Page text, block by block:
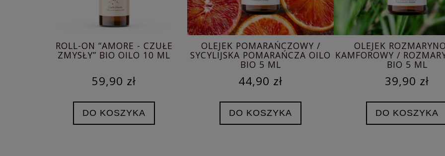
OLEJEK POMARAŃCZOWY /
SYCYLIJSKA POMARAŃCZA OILO
44,90 zł
DO KOSZYKA
OLEJEK ROZMARYNOWY
KAMFOROWY / ROZMARYN OILO
BIO 5 ML
39,90 zł
DO KOSZYKA
DYFUZOR
SAMOCHODU -
LAWĄ + ENERGIA
77,00 zł
Najniższa cena:49,90